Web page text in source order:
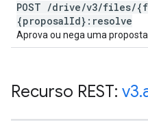
POST /drive/v3/files/
{proposalId}:resolve
Aprova ou nega uma proposta
Recurso REST: v3.